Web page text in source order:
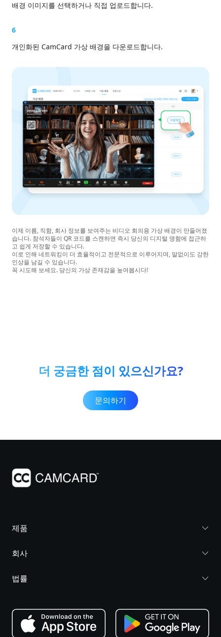
배경 이미지를 선택하거나 직접 업로드합니다.
6
개인화된 CamCard 가상 배경을 다운로드합니다.
이제 이름, 직함, 회사 정보를 보여주는 비디오 회의용 가상 배경이 만들어졌
습니다. 참석자들이 QR 코드를 스캔하면 즉시 당신의 디지털 명함에 접근하
고 쉽게 저장할 수 있습니다.
이로 인해 네트워킹이 더 효율적이고 전문적으로 이루어지며, 말없이도 강한
인상을 남길 수 있습니다.
꼭 시도해 보세요. 당신의 가상 존재감을 높여봅시다!
더 궁금한 점이 있으신가요?
문의하기
제품
회사
법률